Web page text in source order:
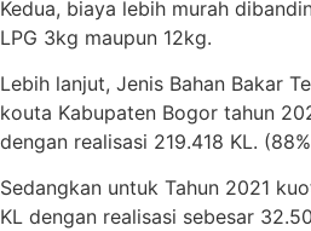
Kedua, biaya lebih murah
LPG 3kg maupun 12kg.
Lebih lanjut, Jenis Bahan Bakar
kouta Kabupaten Bogor tahun
dengan realisasi 219.418 KL.
Sedangkan untuk Tahun 2021
KL dengan realisasi sebesar